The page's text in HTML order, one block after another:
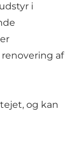
i
af
og kan